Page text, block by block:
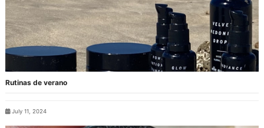
Rutinas de verano
July 11, 2024